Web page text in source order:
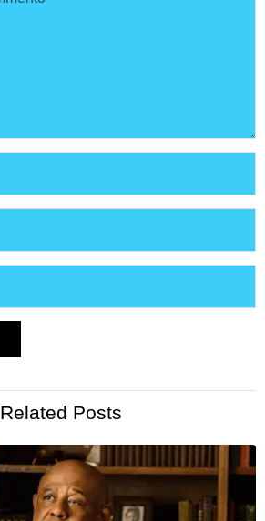
Related Posts